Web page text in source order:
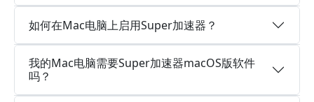
如何在Mac电脑上启用Super加速器？
我的Mac电脑需要Super加速器macOS版软件
吗？